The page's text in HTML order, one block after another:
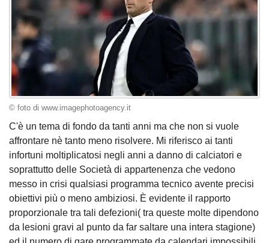
© foto di www.imagephotoagency.it
C'è un tema di fondo da tanti anni ma che non si vuole
affrontare nè tanto meno risolvere. Mi riferisco ai tanti
infortuni moltiplicatosi negli anni a danno di calciatori e
soprattutto delle Società di appartenenza che vedono
messo in crisi qualsiasi programma tecnico avente precisi
obiettivi più o meno ambiziosi. È evidente il rapporto
proporzionale tra tali defezioni( tra queste molte dipendono
da lesioni gravi al punto da far saltare una intera stagione)